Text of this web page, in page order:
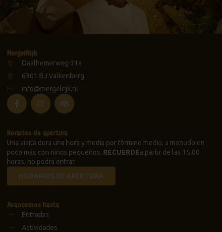
MergelRijk
Daalhemerweg 31a
6301 BJ Valkenburg
info@mergelrijk.nl
Horarios de apertura
Una visita dura una hora y media por término medio, a menudo un
poco más con niños pequeños. RECUERDEa partir de las 15.00
horas, no podrá entrar.
HORARIOS DE APERTURA
Avancemos hasta
Entradas
Actividades